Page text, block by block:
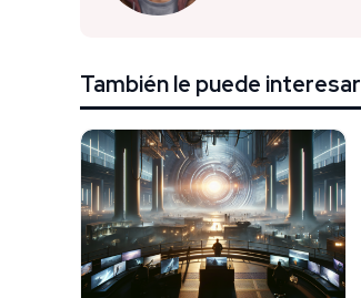
También le puede interesar